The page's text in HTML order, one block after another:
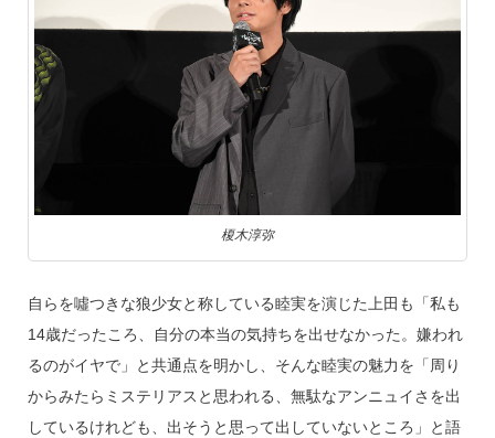
榎木淳弥
自らを噓つきな狼少女と称している睦実を演じた上田も「私も
14歳だったころ、自分の本当の気持ちを出せなかった。嫌われ
るのがイヤで」と共通点を明かし、そんな睦実の魅力を「周り
からみたらミステリアスと思われる、無駄なアンニュイさを出
しているけれども、出そうと思って出していないところ」と語